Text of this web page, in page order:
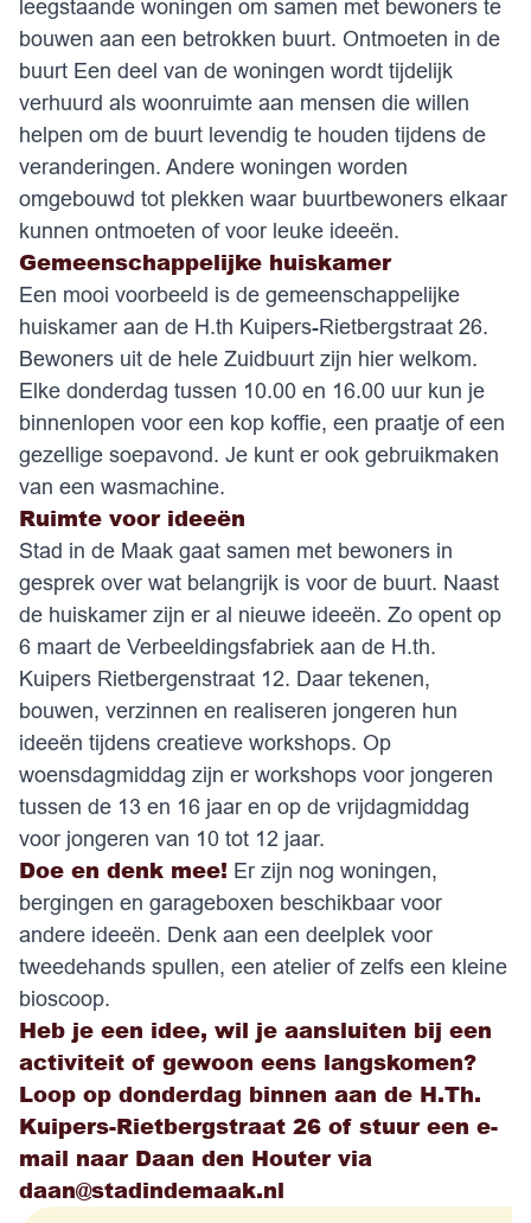
leegstaande woningen om samen met bewoners te
bouwen aan een betrokken buurt. Ontmoeten in de
buurt Een deel van de woningen wordt tijdelijk
verhuurd als woonruimte aan mensen die willen
helpen om de buurt levendig te houden tijdens de
veranderingen. Andere woningen worden
omgebouwd tot plekken waar buurtbewoners elkaar
kunnen ontmoeten of voor leuke ideeën.
Gemeenschappelijke huiskamer
Een mooi voorbeeld is de gemeenschappelijke
huiskamer aan de H.th Kuipers-Rietbergstraat 26.
Bewoners uit de hele Zuidbuurt zijn hier welkom.
Elke donderdag tussen 10.00 en 16.00 uur kun je
binnenlopen voor een kop koffie, een praatje of een
gezellige soepavond. Je kunt er ook gebruikmaken
van een wasmachine.
Ruimte voor ideeën
Stad in de Maak gaat samen met bewoners in
gesprek over wat belangrijk is voor de buurt. Naast
de huiskamer zijn er al nieuwe ideeën. Zo opent op
6 maart de Verbeeldingsfabriek aan de H.th.
Kuipers Rietbergenstraat 12. Daar tekenen,
bouwen, verzinnen en realiseren jongeren hun
ideeën tijdens creatieve workshops. Op
woensdagmiddag zijn er workshops voor jongeren
tussen de 13 en 16 jaar en op de vrijdagmiddag
voor jongeren van 10 tot 12 jaar.
Doe en denk mee! Er zijn nog woningen,
bergingen en garageboxen beschikbaar voor
andere ideeën. Denk aan een deelplek voor
tweedehands spullen, een atelier of zelfs een kleine
bioscoop.
Heb je een idee, wil je aansluiten bij een
activiteit of gewoon eens langskomen?
Loop op donderdag binnen aan de H.Th.
Kuipers-Rietbergstraat 26 of stuur een e-
mail naar Daan den Houter via
daan@stadindemaak.nl